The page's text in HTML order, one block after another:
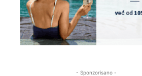
- Sponzorisano -